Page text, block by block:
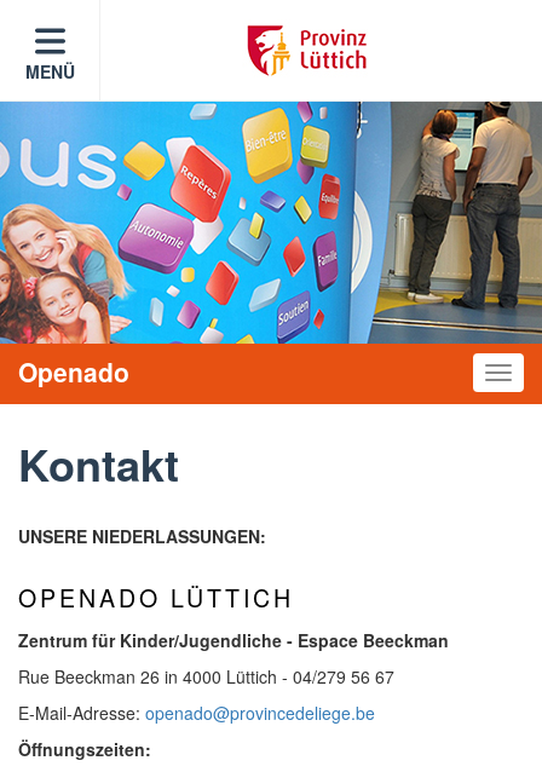
MENÜ
Openado
Kontakt
UNSERE NIEDERLASSUNGEN:
OPENADO LÜTTICH
Zentrum für Kinder/Jugendliche - Espace Beeckman
Rue Beeckman 26 in 4000 Lüttich - 04/279 56 67
E-Mail-Adresse: openado@provincedeliege.be
Öffnungszeiten: